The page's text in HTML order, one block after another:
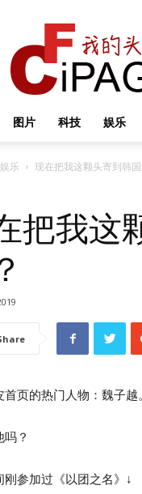
图片 科技 娱乐
娱乐 现在把我这颗头寄到韩
把我这
首页的热门人物：魏子越
吗？
刚参加过《以团之名》↓